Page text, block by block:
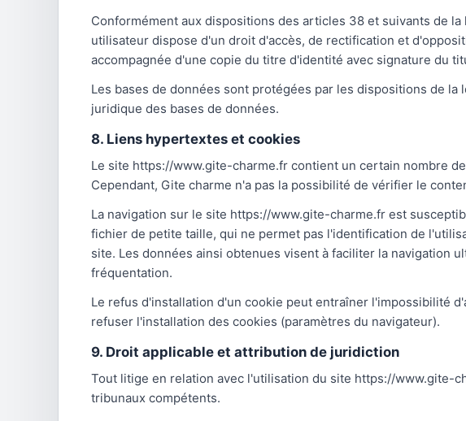
Conformément aux dispositions des articles 38 et suivants de
utilisateur dispose d'un droit d'accès, de rectification et
accompagnée d'une copie du titre d'identité avec signature du
Les bases de données sont protégées par les dispositions de
juridique des bases de données.
8. Liens hypertextes et cookies
Le site https://www.gite-charme.fr contient un certain nombre
Cependant, Gite charme n'a pas la possibilité de vérifier le
La navigation sur le site https://www.gite-charme.fr est
fichier de petite taille, qui ne permet pas l'identification de
site. Les données ainsi obtenues visent à faciliter la navigation
fréquentation.
Le refus d'installation d'un cookie peut entraîner l'impossibilité
refuser l'installation des cookies (paramètres du navigateur).
9. Droit applicable et attribution de juridiction
Tout litige en relation avec l'utilisation du site https://www.gite-
tribunaux compétents.